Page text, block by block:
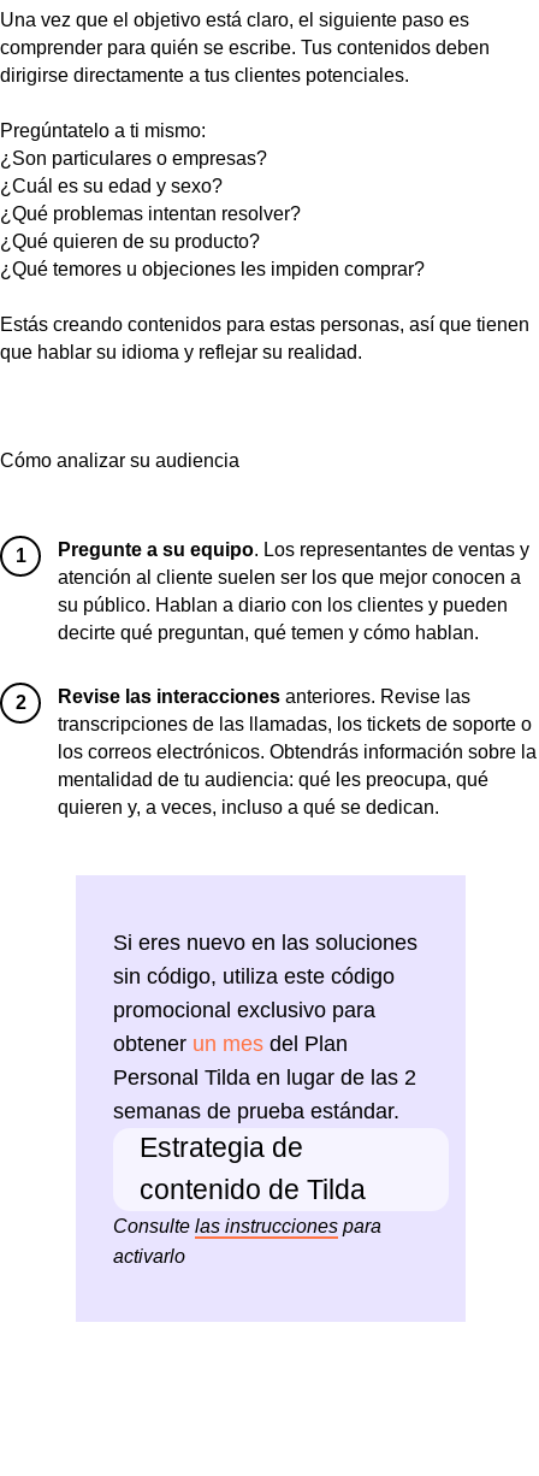
Una vez que el objetivo está claro, el siguiente paso es
comprender para quién se escribe. Tus contenidos deben
dirigirse directamente a tus clientes potenciales.
Pregúntatelo a ti mismo:
¿Son particulares o empresas?
¿Cuál es su edad y sexo?
¿Qué problemas intentan resolver?
¿Qué quieren de su producto?
¿Qué temores u objeciones les impiden comprar?
Estás creando contenidos para estas personas, así que tienen
que hablar su idioma y reflejar su realidad.
Cómo analizar su audiencia
1 Pregunte a su equipo. Los representantes de ventas y
atención al cliente suelen ser los que mejor conocen a
su público. Hablan a diario con los clientes y pueden
decirte qué preguntan, qué temen y cómo hablan.
2 Revise las interacciones anteriores. Revise las
transcripciones de las llamadas, los tickets de soporte o
los correos electrónicos. Obtendrás información sobre la
mentalidad de tu audiencia: qué les preocupa, qué
quieren y, a veces, incluso a qué se dedican.
Si eres nuevo en las soluciones
sin código, utiliza este código
promocional exclusivo para
obtener un mes del Plan
Personal Tilda en lugar de las 2
semanas de prueba estándar.
Estrategia de
contenido de Tilda
Consulte las instrucciones para
activarlo